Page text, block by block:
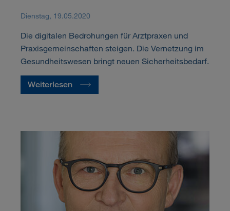
Dienstag, 19.05.2020
Die digitalen Bedrohungen für Arztpraxen und
Praxisgemeinschaften steigen. Die Vernetzung im
Gesundheitswesen bringt neuen Sicherheitsbedarf.
Weiterlesen